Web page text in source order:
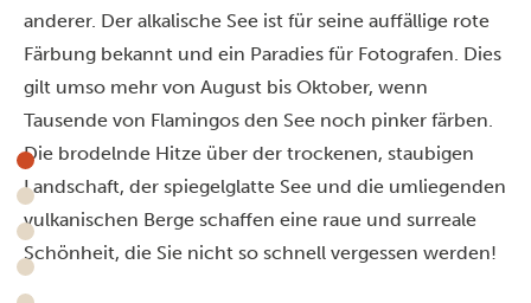
anderer. Der alkalische See ist für seine auffällige rote
Färbung bekannt und ein Paradies für Fotografen. Dies
gilt umso mehr von August bis Oktober, wenn
Tausende von Flamingos den See noch pinker färben.
Die brodelnde Hitze über der trockenen, staubigen
Landschaft, der spiegelglatte See und die umliegenden
vulkanischen Berge schaffen eine raue und surreale
Schönheit, die Sie nicht so schnell vergessen werden!